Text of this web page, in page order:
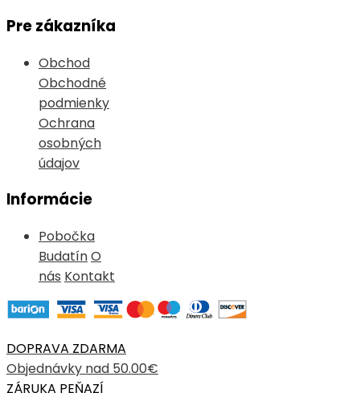
Pre zákazníka
Obchod
Obchodné
podmienky
Ochrana
osobných
údajov
Informácie
Pobočka
BudatínO
nás Kontakt
DOPRAVA ZDARMA
Objednávky nad 50.00€
ZÁRUKA PEŇAZÍ